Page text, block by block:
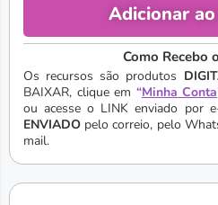
Adicionar
Como Recebo
Os recursos são produtos
BAIXAR, clique em “Minha Conta
ou acesse o LINK enviado por
ENVIADO pelo correio, pelo
mail.